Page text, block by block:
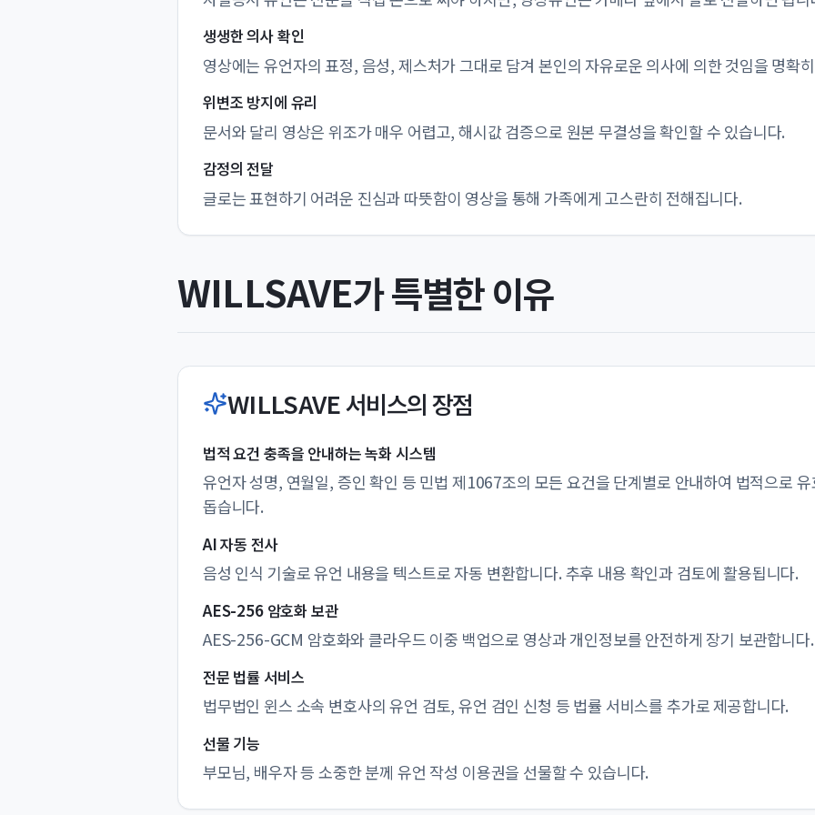
생생한 의사 확인
영상에는 유언자의 표정, 음성, 제스처가 그대로 담겨 본인의 자유로운 의사에 의한 것임을 명확
위변조 방지에 유리
문서와 달리 영상은 위조가 매우 어렵고, 해시값 검증으로 원본 무결성을 확인할 수 있습니다.
감정의 전달
글로는 표현하기 어려운 진심과 따뜻함이 영상을 통해 가족에게 고스란히 전해집니다.
WILLSAVE가 특별한 이유
WILLSAVE 서비스의 장점
법적 요건 충족을 안내하는 녹화 시스템
유언자 성명, 연월일, 증인 확인 등 민법 제1067조의 모든 요건을 단계별로 안내하여 법적으로
돕습니다.
AI 자동 전사
음성 인식 기술로 유언 내용을 텍스트로 자동 변환합니다. 추후 내용 확인과 검토에 활용됩니다.
AES-256 암호화 보관
AES-256-GCM 암호화와 클라우드 이중 백업으로 영상과 개인정보를 안전하게 장기 보관합니다.
전문 법률 서비스
법무법인 윈스소속 변호사의 유언 검토, 유언 검인 신청 등 법률 서비스를 추가로 제공합니다.
선물 기능
부모님, 배우자 등 소중한 분께 유언 작성 이용권을 선물할 수 있습니다.